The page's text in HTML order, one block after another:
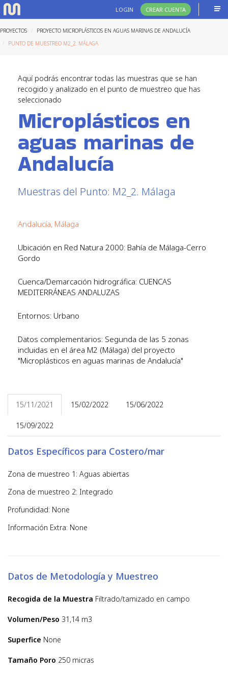
LOGIN CREAR CUENTA
PROYECTOS
PROYECTO MICROPLÁSTICOS EN AGUAS MARINAS DE ANDALUCÍA
PUNTO DE MUESTREO M2_2. MÁLAGA
Aquí podrás encontrar todas las muestras que se han
recogido y analizado en el punto de muestreo que has
seleccionado
Microplásticos en
aguas marinas de
Andalucía
Muestras del Punto: M2_2. Málaga
Andalucía, Málaga
Ubicación en Red Natura 2000: Bahía de Málaga-Cerro
Gordo
Cuenca/Demarcación hidrográfica: CUENCAS
MEDITERRÁNEAS ANDALUZAS
Entornos: Urbano
Datos complementarios: Segunda de las 5 zonas
incluidas en el área M2 (Málaga) del proyecto
"Microplásticos en aguas marinas de Andalucía"
15/11/2021 15/02/2022 15/06/2022
15/09/2022
Datos Específicos para Costero/mar
Zona de muestreo 1: Aguas abiertas
Zona de muestreo 2: Integrado
Profundidad: None
Información Extra: None
Datos de Metodología y Muestreo
Recogida de la Muestra Filtrado/tamizado en campo
Volumen/Peso 31,14 m3
Superfice None
Tamaño Poro 250 micras